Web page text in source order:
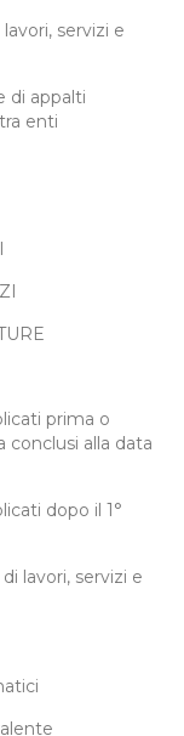
servizi e
di appalti
enti
prima o
conclusi alla data
dopo il 1°
lavori, servizi e